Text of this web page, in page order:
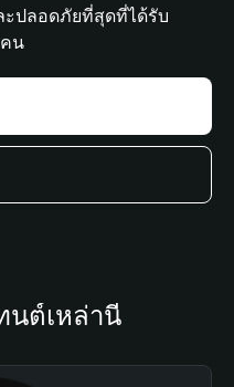
ปลอดภัยที่สุดที่ได้รับ
น
ต์เหล่านี้